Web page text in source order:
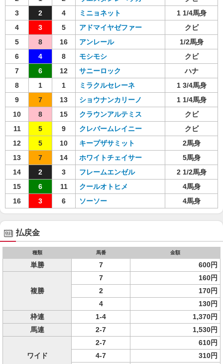
3
2 4 ミニョネット
1 1/4馬身
4
3 5 アドマイヤゼファー
クビ
5
8 16 アンレール
1/2馬身
6
4 8 モシモシ
クビ
7
6 12 サニーロック
ハナ
8
1 1 ミラクルセレーネ
1 3/4馬身
9
7 13 ショウナンカリーノ
1 1/4馬身
10
8 15 クラウンアルテミス
クビ
11
5 9 クレバームレイニー
クビ
12
5 10 キープザサミット
2馬身
13
7 14 ホワイトチェイサー
5馬身
14
2 3 フレームエンゼル
2 1/2馬身
15
6 11 クールオトヒメ
4馬身
16
3 6 ソーソー 4馬身
払戻金
種類 馬番 金額
単勝 7 600円
複勝
7
160円
2
170円
4
130円
枠連
1-4
1,370円
馬連
2-7 1,530円
ワイド
2-7
610円
4-7
310円